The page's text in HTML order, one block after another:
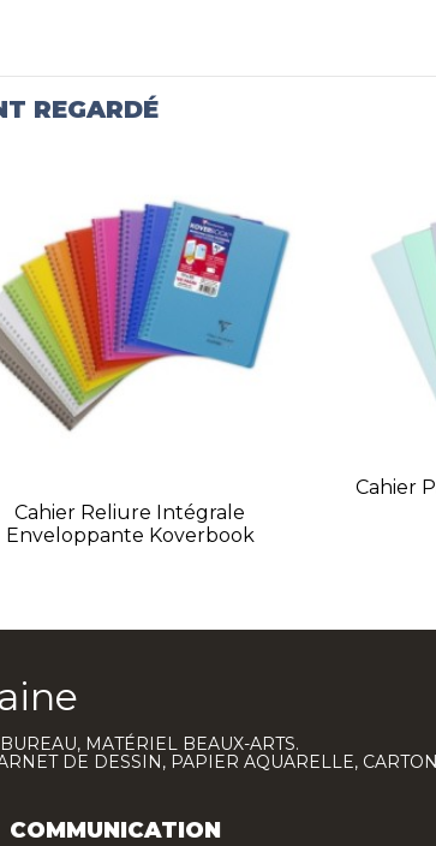
REGARDÉ
Cahier Reliure Intégrale
Enveloppante Koverbook
Cahier
MATÉRIEL BEAUX-ARTS.
DE DESSIN, PAPIER AQUARELLE,
COMMUNICATION